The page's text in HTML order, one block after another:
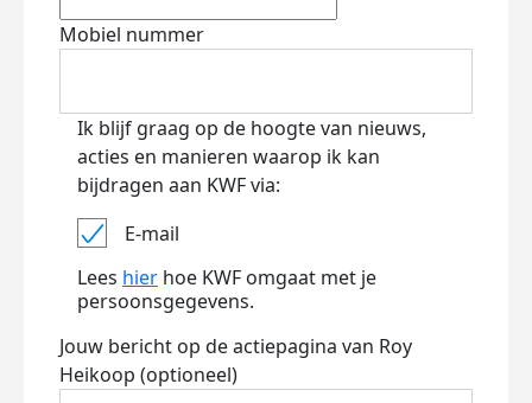
Mobiel nummer
Ik blijf graag op de hoogte van nieuws,
acties en manieren waarop ik kan
bijdragen aan KWF via:
E-mail
Lees hier hoe KWF omgaat met je
persoonsgegevens.
Jouw bericht op de actiepagina van Roy
Heikoop (optioneel)